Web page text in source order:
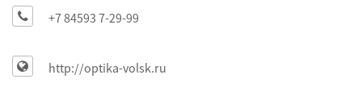
+7 84593 7-29-99
http://optika-volsk.ru